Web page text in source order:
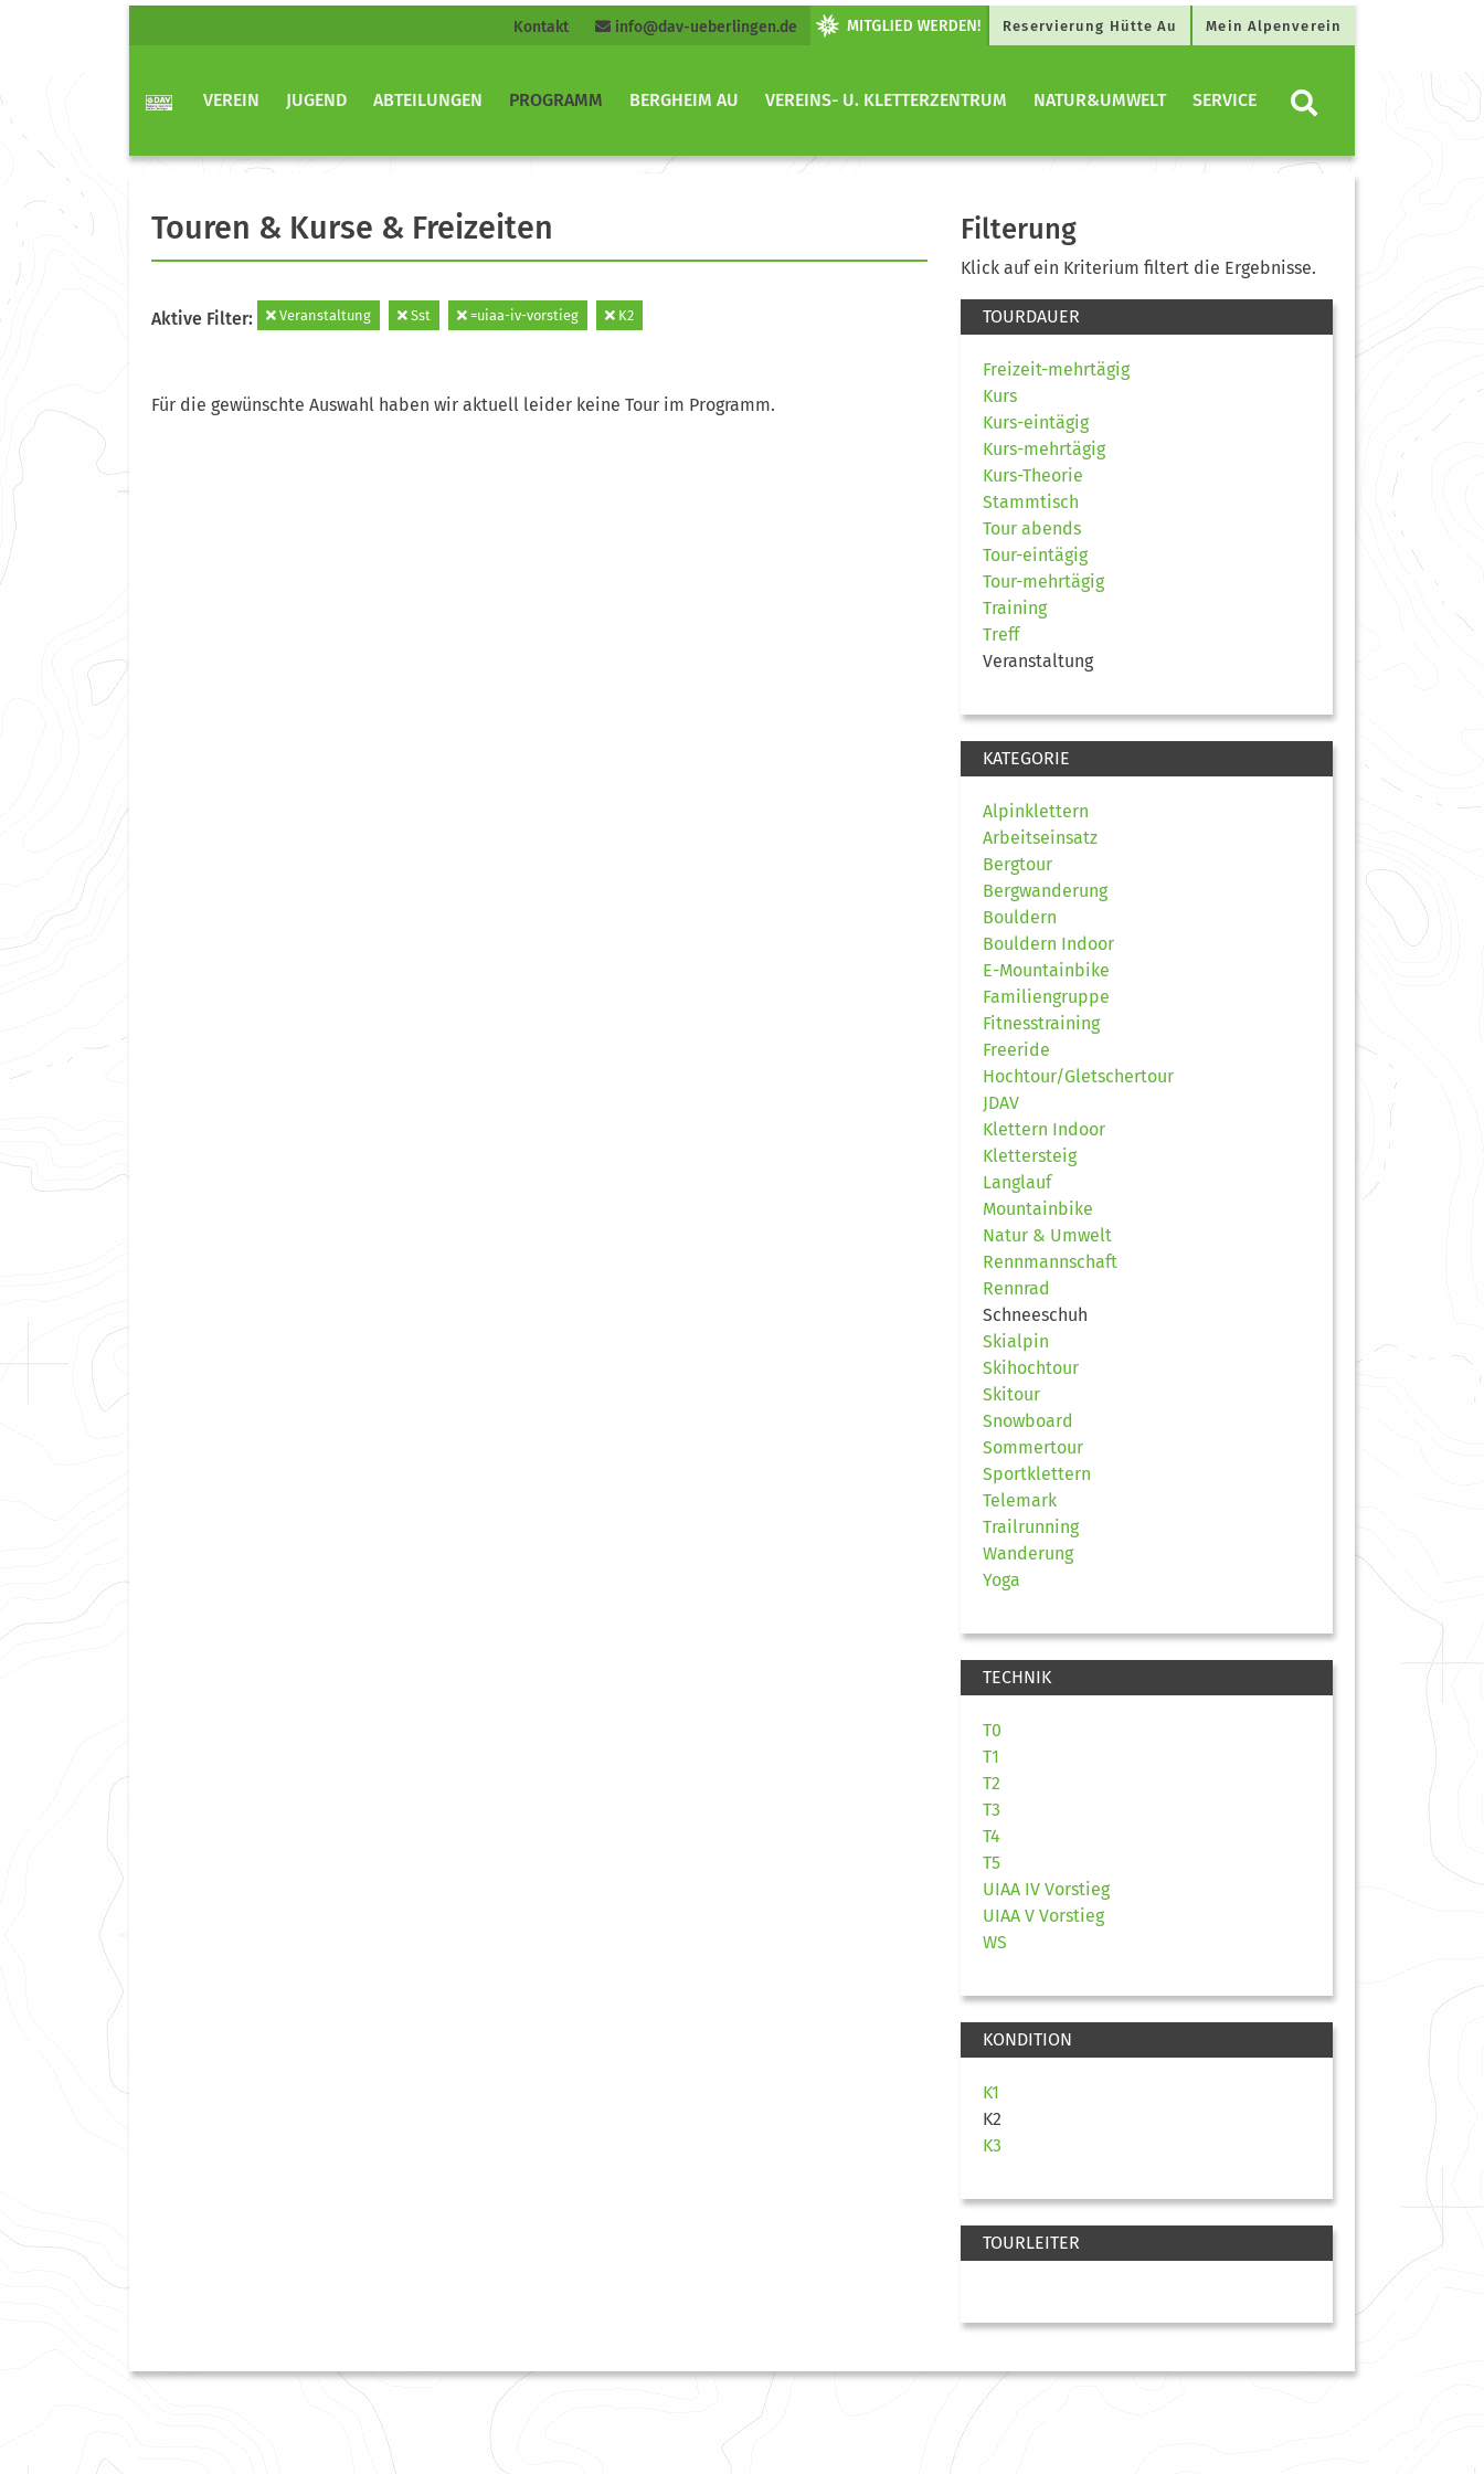
Kontakt info@dav-ueberlingen.de Reservierung Hütte Au Mein Alpenverein
VEREIN JUGEND ABTEILUNGEN PROGRAMM BERGHEIM AU VEREINS- U. KLETTERZENTRUM NATUR&UMWELT SERVICE
Touren & Kurse & Freizeiten
Aktive Filter: Veranstaltung Sst =uiaa-iv-vorstieg K2
Für die gewünschte Auswahl haben wir aktuell leider keine Tour im Programm.
Filterung
Klick auf ein Kriterium filtert die Ergebnisse.
TOURDAUER
Freizeit-mehrtägig
Kurs
Kurs-eintägig
Kurs-mehrtägig
Kurs-Theorie
Stammtisch
Tour abends
Tour-eintägig
Tour-mehrtägig
Training
Treff
Veranstaltung
KATEGORIE
Alpinklettern
Arbeitseinsatz
Bergtour
Bergwanderung
Bouldern
Bouldern Indoor
E-Mountainbike
Familiengruppe
Fitnesstraining
Freeride
Hochtour/Gletschertour
JDAV
Klettern Indoor
Klettersteig
Langlauf
Mountainbike
Natur & Umwelt
Rennmannschaft
Rennrad
Schneeschuh
Skialpin
Skihochtour
Skitour
Snowboard
Sommertour
Sportklettern
Telemark
Trailrunning
Wanderung
Yoga
TECHNIK
T0
T1
T2
T3
T4
T5
UIAA IV Vorstieg
UIAA V Vorstieg
WS
KONDITION
K1
K2
K3
TOURLEITER